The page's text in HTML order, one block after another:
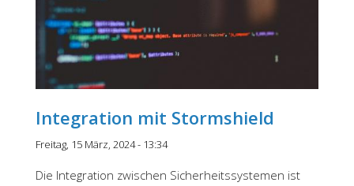
Integration mit Stormshield
Freitag, 15 März, 2024 - 13:34
Die Integration zwischen Sicherheitssystemen ist